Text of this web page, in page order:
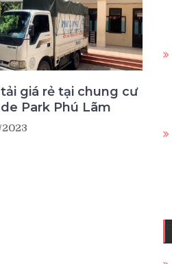
giá rẻ tại chung cư
Park Phú Lãm